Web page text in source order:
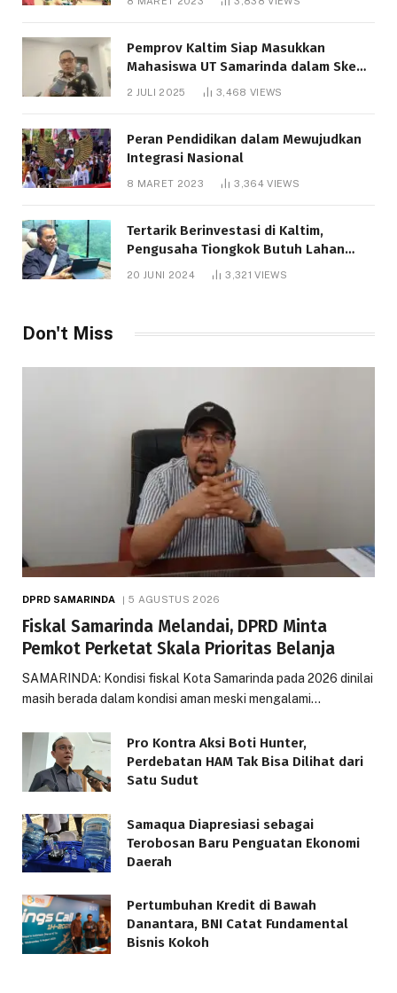
Pemprov Kaltim Siap Masukkan
Mahasiswa UT Samarinda dalam Skema
Bantuan Pendidikan Gratispol
2 JULI 2025 3,468 VIEWS
Peran Pendidikan dalam Mewujudkan
Integrasi Nasional
8 MARET 2023 3,364VIEWS
Tertarik Berinvestasi di Kaltim,
Pengusaha Tiongkok Butuh Lahan
1.000 Hektare
20 JUNI 2024 3,321VIEWS
Don't Miss
DPRD SAMARINDA 5 AGUSTUS 2026
Fiskal Samarinda Melandai, DPRD Minta
Pemkot Perketat Skala Prioritas Belanja
SAMARINDA: Kondisi fiskal Kota Samarinda pada 2026 dinilai
masih berada dalam kondisi aman meski mengalami…
Pro Kontra Aksi Boti Hunter,
Perdebatan HAM Tak Bisa Dilihat dari
Satu Sudut
Samaqua Diapresiasi sebagai
Terobosan Baru Penguatan Ekonomi
Daerah
Pertumbuhan Kredit di Bawah
Danantara, BNI Catat Fundamental
Bisnis Kokoh